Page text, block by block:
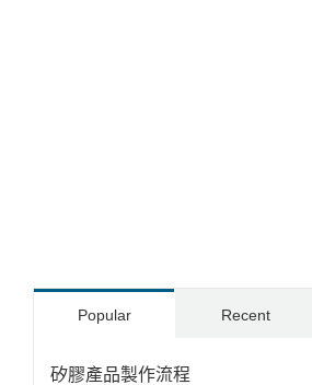
Popular Recent
矽膠產品製作流程